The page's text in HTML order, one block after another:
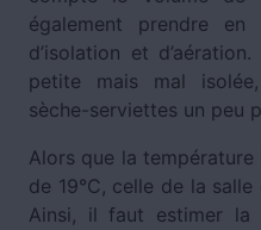
également prendre en
d’isolation et
petite mais mal
sèche-serviettes un peu
Alors que la température
de 19°C, celle de la
Ainsi, il faut estimer la